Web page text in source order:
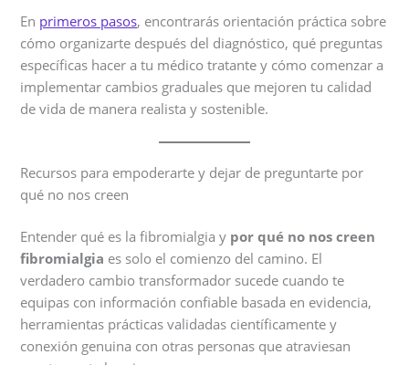
En primeros pasos, encontrarás orientación práctica sobre
cómo organizarte después del diagnóstico, qué preguntas
específicas hacer a tu médico tratante y cómo comenzar a
implementar cambios graduales que mejoren tu calidad
de vida de manera realista y sostenible.
Recursos para empoderarte y dejar de preguntarte por
qué no nos creen
Entender qué es la fibromialgia y por qué no nos creen
fibromialgia es solo el comienzo del camino. El
verdadero cambio transformador sucede cuando te
equipas con información confiable basada en evidencia,
herramientas prácticas validadas científicamente y
conexión genuina con otras personas que atraviesan